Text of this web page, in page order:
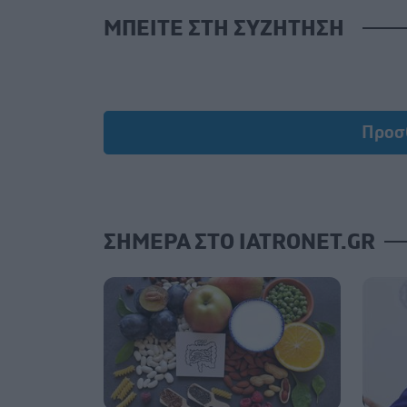
ΜΠΕΙΤΕ ΣΤΗ ΣΥΖΗΤΗΣΗ
ΣΗΜΕΡΑ ΣΤΟ IATRONET.GR